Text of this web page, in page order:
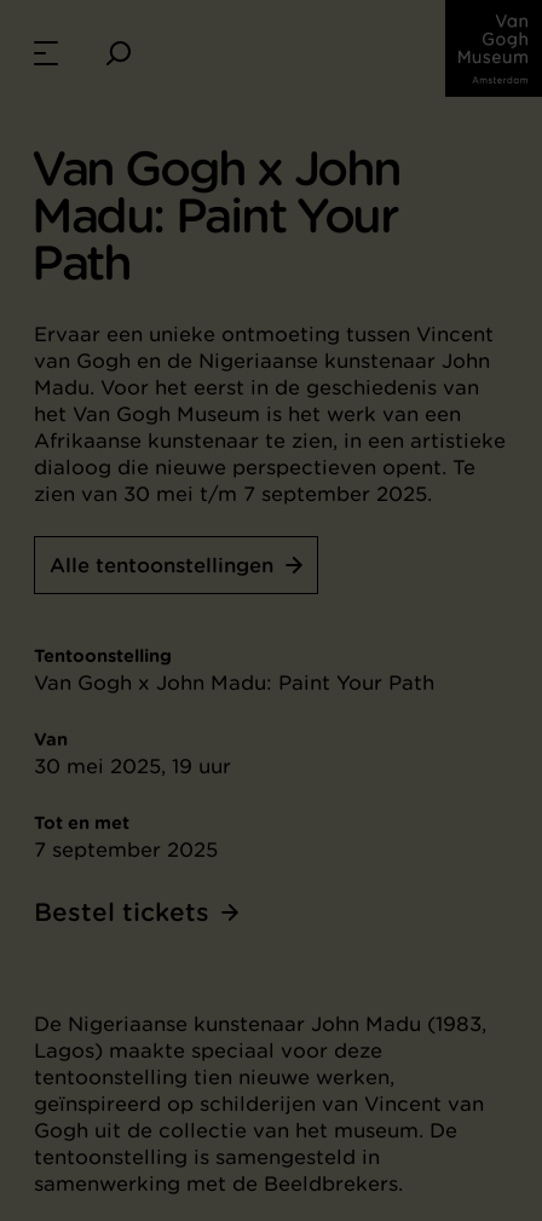
Van Gogh x John
Madu: Paint Your
Path
Ervaar een unieke ontmoeting tussen Vincent
van Gogh en de Nigeriaanse kunstenaar John
Madu. Voor het eerst in de geschiedenis van
het Van Gogh Museum is het werk van een
Afrikaanse kunstenaar te zien, in een artistieke
dialoog die nieuwe perspectieven opent. Te
zien van 30 mei t/m 7 september 2025.
Alle tentoonstellingen
Tentoonstelling
Van Gogh x John Madu: Paint Your Path
Van
30 mei 2025, 19 uur
Tot en met
7 september 2025
Bestel tickets
De Nigeriaanse kunstenaar John Madu (1983,
Lagos) maakte speciaal voor deze
tentoonstelling tien nieuwe werken,
geïnspireerd op schilderijen van Vincent van
Gogh uit de collectie van het museum. De
tentoonstelling is samengesteld in
samenwerking met de Beeldbrekers.